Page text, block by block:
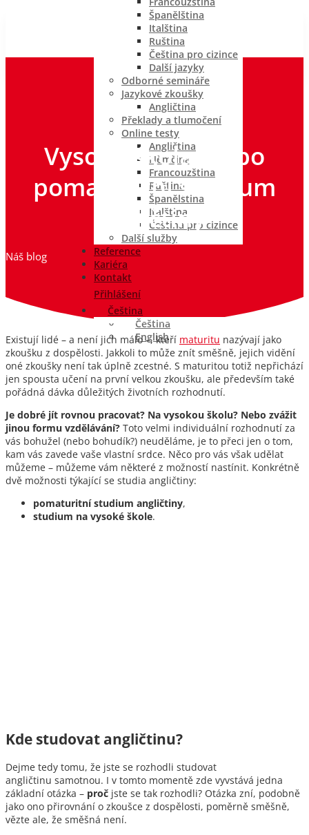
Španělština
Italština
Ruština
Čeština pro cizince
Další jazyky
Odborné semináře
Jazykové zkoušky
Angličtina
Překlady a tlumočení
Online testy
Angličtina
Němčina
Francouzština
Ruština
Španělština
Italština
Čeština pro cizince
Další služby
Reference
Kariéra
Kontakt
Přihlášení
Čeština
Čeština
English
Vysoká škola, nebo
pomaturitní studium
angličtiny?
Náš blog
Existují lidé – a není jich málo –, kteří maturitu nazývají jako
zkoušku z dospělosti. Jakkoli to může znít směšně, jejich vidění
oné zkoušky není tak úplně zcestné. S maturitou totiž nepřichází
jen spousta učení na první velkou zkoušku, ale především také
pořádná dávka důležitých životních rozhodnutí.
Je dobré jít rovnou pracovat? Na vysokou školu? Nebo zvážit
jinou formu vzdělávání? Toto velmi individuální rozhodnutí za
vás bohužel (nebo bohudík?) neuděláme, je to přeci jen o tom,
kam vás zavede vaše vlastní srdce. Něco pro vás však udělat
můžeme – můžeme vám některé z možností nastínit. Konkrétně
dvě možnosti týkající se studia angličtiny:
pomaturitní studium angličtiny,
studium na vysoké škole.
Kde studovat angličtinu?
Dejme tedy tomu, že jste se rozhodli studovat
angličtinu samotnou. I v tomto momentě zde vyvstává jedna
základní otázka – proč jste se tak rozhodli? Otázka zní, podobně
jako ono přirovnání o zkoušce z dospělosti, poměrně směšně,
vězte ale, že směšná není.